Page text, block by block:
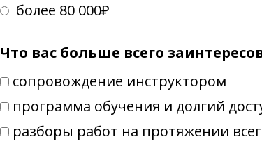
более 80 000₽
Что вас больше всего
сопровождение инструктором
программа обучения и долгий
разборы работ на протяжении